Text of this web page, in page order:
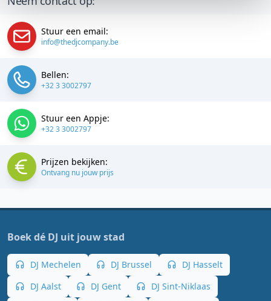
Stuur een email:
info@thedjcompany.be
Bellen:
+32 3 3002797
Stuur een Appje:
+32 3 3002797
Prijzen bekijken:
Ontvang nu jouw prijs
Boek dé DJ uit jouw stad
DJ Mechelen DJ Brussel
DJ Hasselt
DJ Aalst
DJ Gent
DJ Sint-Niklaas